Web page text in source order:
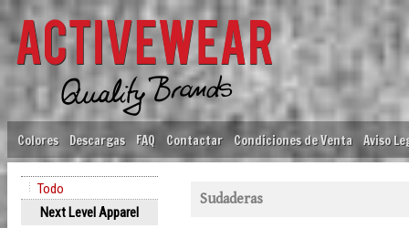
Colores Descargas FAQ Contactar Condiciones de Venta Aviso
Todo
Next Level Apparel
Sudaderas